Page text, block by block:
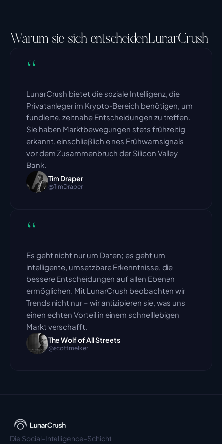
in Kraft.
Warum sie sich entscheidenLunarCrush
“
LunarCrush bietet die soziale Intelligenz, die
Privatanleger im Krypto-Bereich benötigen, um
fundierte, zeitnahe Entscheidungen zu treffen.
Sie haben Marktbewegungen stets frühzeitig
erkannt, einschließlich eines Frühwarnsignals
vor dem Zusammenbruch der Silicon Valley
Bank.
Tim Draper
@TimDraper
“
Es geht nicht nur um Daten; es geht um
intelligente, umsetzbare Erkenntnisse, die
bessere Entscheidungen auf allen Ebenen
ermöglichen. Mit LunarCrush beobachten wir
Trends nicht nur – wir antizipieren sie, was uns
einen echten Vorteil in einem schnelllebigen
Markt verschafft.
The Wolf of All Streets
@scottmelker
Die Social-Intelligence-Schicht